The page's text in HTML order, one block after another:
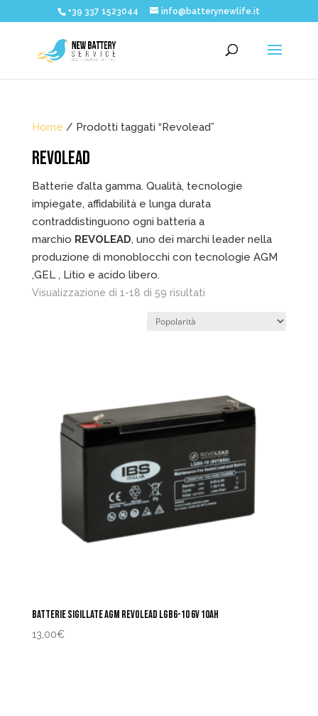
+39 337 1523044 info@batterynewlife.it
Home / Prodotti taggati “Revolead”
REVOLEAD
Batterie d’alta gamma. Qualità, tecnologie
impiegate, affidabilità e lunga durata
contraddistinguono ogni batteria a
marchio REVOLEAD, uno dei marchi leader nella
produzione di monoblocchi con tecnologie AGM
,GEL , Litio e acido libero.
Visualizzazione di 1-18 di 59 risultatiPopolarità
BATTERIE SIGILLATE AGM REVOLEAD LGB6-10 6V 10AH
13,00€